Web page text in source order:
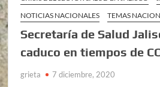
NOTICIAS NACIONALES
TEMAS
Secretaría de Salud
caduco en tiempos de
grieta 7 diciembre, 2020